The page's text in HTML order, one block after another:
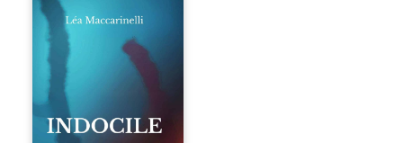
Quatre parties.
Quatre refus.
Quatre visages
d’une existence en
friction. Entre les
silences qu’on ne
déchiffre pas, les
amours qu’on
dérange, les corps